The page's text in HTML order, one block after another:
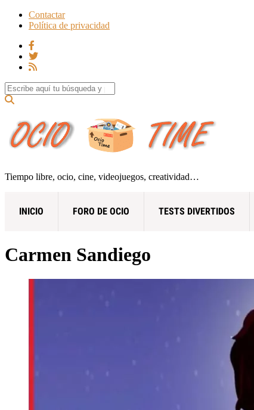
Contactar
Política de privacidad
Search for:
Tiempo libre, ocio, cine, videojuegos, creatividad…
INICIO FORO DE OCIO TESTS DIVERTIDOS
Carmen Sandiego